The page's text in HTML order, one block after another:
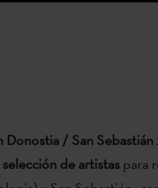
/ San Sebastián
de artistaspara